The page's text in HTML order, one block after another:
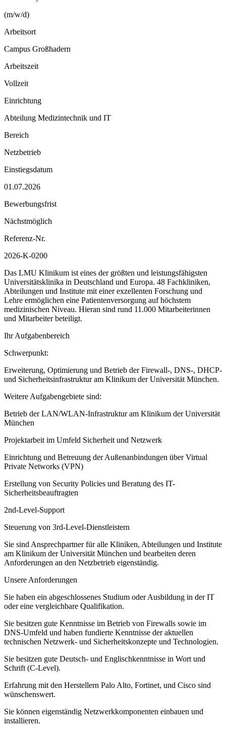
(m/w/d)
Arbeitsort
Campus Großhadern
Arbeitszeit
Vollzeit
Einrichtung
Abteilung Medizintechnik und IT
Bereich
Netzbetrieb
Einstiegsdatum
01.07.2026
Bewerbungsfrist
Nächstmöglich
Referenz-Nr.
2026-K-0200
Das LMU Klinikum ist eines der größten und leistungsfähigsten
Universitätsklinika in Deutschland und Europa. 48 Fachkliniken,
Abteilungen und Institute mit einer exzellenten Forschung und
Lehre ermöglichen eine Patientenversorgung auf höchstem
medizinischen Niveau. Hieran sind rund 11.000 Mitarbeiterinnen
und Mitarbeiter beteiligt.
Ihr Aufgabenbereich
Schwerpunkt:
Erweiterung, Optimierung und Betrieb der Firewall-, DNS-, DHCP-
und Sicherheitsinfrastruktur am Klinikum der Universität München.
Weitere Aufgabengebiete sind:
Betrieb der LAN/WLAN-Infrastruktur am Klinikum der Universität
München
Projektarbeit im Umfeld Sicherheit und Netzwerk
Einrichtung und Betreuung der Außenanbindungen über Virtual
Private Networks (VPN)
Erstellung von Security Policies und Beratung des IT-
Sicherheitsbeauftragten
2nd-Level-Support
Steuerung von 3rd-Level-Dienstleistern
Sie sind Ansprechpartner für alle Kliniken, Abteilungen und Institute
am Klinikum der Universität München und bearbeiten deren
Anforderungen an den Netzbetrieb eigenständig.
Unsere Anforderungen
Sie haben ein abgeschlossenes Studium oder Ausbildung in der IT
oder eine vergleichbare Qualifikation.
Sie besitzen gute Kenntnisse im Betrieb von Firewalls sowie im
DNS-Umfeld und haben fundierte Kenntnisse der aktuellen
technischen Netzwerk- und Sicherheitskonzepte und Technologien.
Sie besitzen gute Deutsch- und Englischkenntnisse in Wort und
Schrift (C-Level).
Erfahrung mit den Herstellern Palo Alto, Fortinet, und Cisco sind
wünschenswert.
Sie können eigenständig Netzwerkkomponenten einbauen und
installieren.